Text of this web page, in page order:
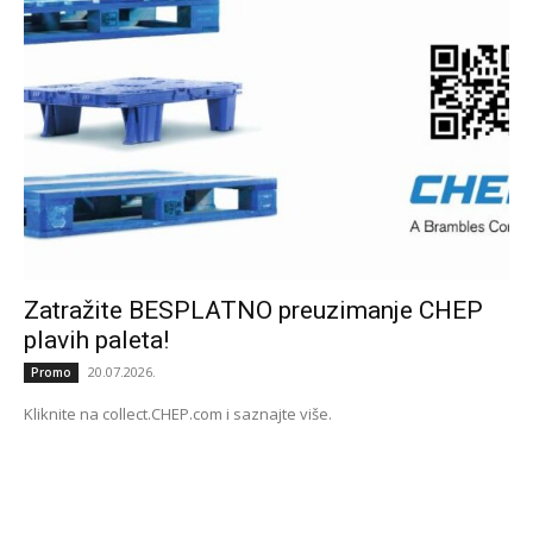
Zatražite BESPLATNO preuzimanje CHEP
plavih paleta!
Promo 20.07.2026.
Kliknite na collect.CHEP.com i saznajte više.